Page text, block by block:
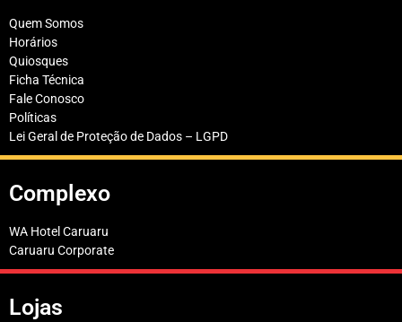
Quem Somos
Horários
Quiosques
Ficha Técnica
Fale Conosco
Políticas
Lei Geral de Proteção de Dados – LGPD
Complexo
WA Hotel Caruaru
Caruaru Corporate
Lojas